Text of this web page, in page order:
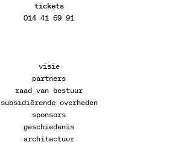
tickets
014 41 69 91
visie
partners
raad van bestuur
subsidiërende overheden
sponsors
geschiedenis
architectuur